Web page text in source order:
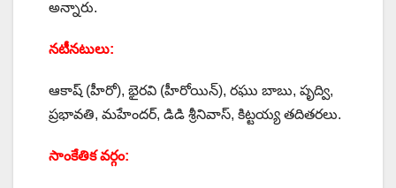
అన్నారు.
న‌టీన‌టులు:
ఆకాష్ (హీరో), భైరవి (హీరోయిన్), రఘు బాబు, పృద్వి,
ప్రభావతి, మహేందర్, డిడి శ్రీనివాస్, కిట్టయ్య త‌దిత‌ర‌లు.
సాంకేతిక వర్గం: